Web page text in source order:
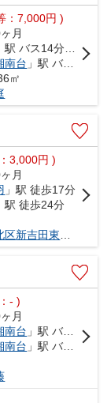
：7,000円 )
月
バス14分 「ライフタウン中央」 停歩1分
南台 」駅 バス23分 「ライフタウン中央」 停歩1分
㎡
3,000円 )
月
」駅 徒歩17分
駅 徒歩24分
区新吉田東
- )
月
南台 」駅 バス9分 「遠藤北原」 停歩2分
南台 」駅 バス9分 「遠藤北原」 停歩2分